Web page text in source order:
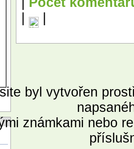
byl vytvořen
známkami nebo